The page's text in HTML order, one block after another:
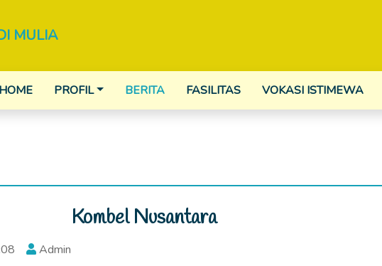
MULIA
HOME PROFIL BERITA FASILITAS VOKASI ISTIMEWA
Kombel Nusantara
Admin